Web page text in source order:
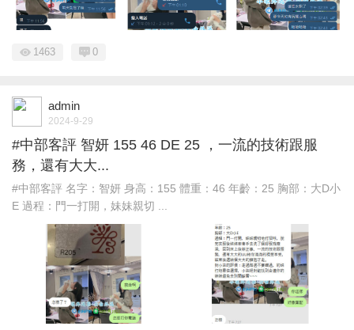
1463 0
admin
2024-9-29
#中部客評 智妍 155 46 DE 25 ，一流的技術跟服
務，還有大大...
#中部客評 名字：智妍 身高：155 體重：46 年齡：25 胸部：大D小
E 過程：門一打開，妹妹親切 ...